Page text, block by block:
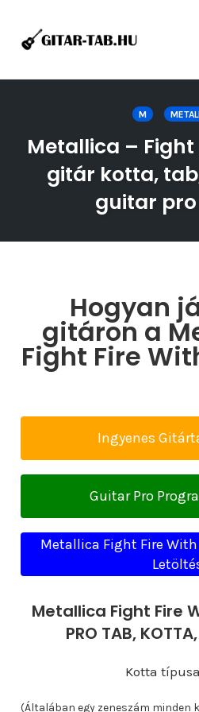
M
Metallica – Fight
gitár kotta,
guitar
Hogyan
gitáron a
Fight Fire
Ingyenes
Guitar Pro
Metallica Fight Fire With
Metallica Fight Fire
PRO TAB,
Kotta
(Általában egy zeneszám minden